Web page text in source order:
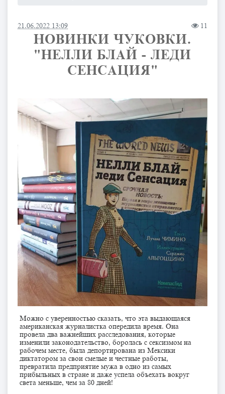
21.06.2022 13:09 11
НОВИНКИ ЧУКОВКИ.
"НЕЛЛИ БЛАЙ - ЛЕДИ
СЕНСАЦИЯ"
Можно с уверенностью сказать, что эта выдающаяся
американская журналистка опередила время. Она
провела два важнейших расследования, которые
изменили законодательство, боролась с сексизмом на
рабочем месте, была депортирована из Мексики
диктатором за свои смелые и честные работы,
превратила предприятие мужа в одно из самых
прибыльных в стране и даже успела объехать вокруг
света меньше, чем за 80 дней!